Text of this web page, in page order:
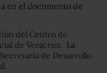
en el documento de
del Centro de
de Veracruz. La
de Desarrollo